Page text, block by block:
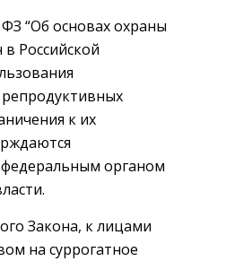
ФЗ “Об основах охраны
Российской
к их
органом
Закона, к лицами
на суррогатное